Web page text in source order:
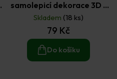
samolepicí dekorace 3D -
oslava holka 12 ks
Skladem (18 ks)
79 Kč
Do košíku